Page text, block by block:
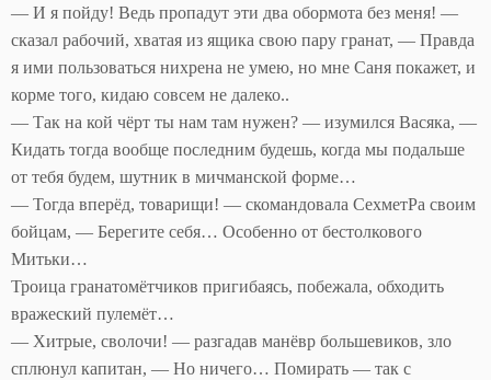
— И я пойду! Ведь пропадут эти два обормота без меня! —
сказал рабочий, хватая из ящика свою пару гранат, — Правда
я ими пользоваться нихрена не умею, но мне Саня покажет, и
корме того, кидаю совсем не далеко..
— Так на кой чёрт ты нам там нужен? — изумился Васяка, —
Кидать тогда вообще последним будешь, когда мы подальше
от тебя будем, шутник в мичманской форме…
— Тогда вперёд, товарищи! — скомандовала СехметРа своим
бойцам, — Берегите себя… Особенно от бестолкового
Митьки…
Троица гранатомётчиков пригибаясь, побежала, обходить
вражеский пулемёт…
— Хитрые, сволочи! — разгадав манёвр большевиков, зло
сплюнул капитан, — Но ничего… Помирать — так с